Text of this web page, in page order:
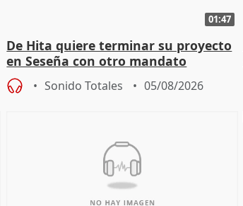
01:47
De Hita quiere terminar su proyecto
en Seseña con otro mandato
Sonido Totales 05/08/2026